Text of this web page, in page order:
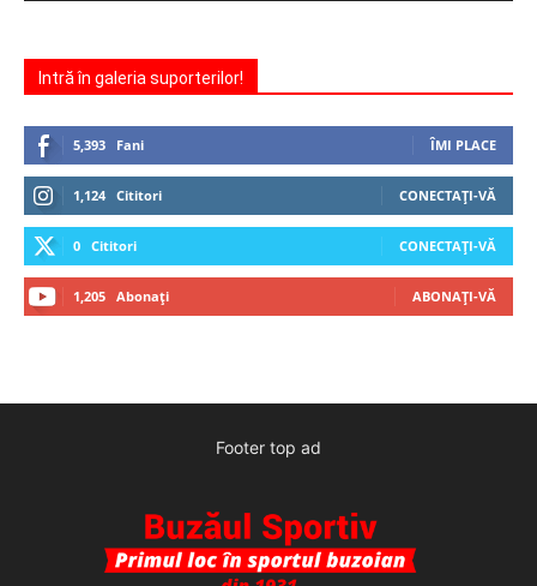
Intră în galeria suporterilor!
5,393 Fani ÎMI PLACE
1,124 Cititori CONECTAȚI-VĂ
0 Cititori CONECTAȚI-VĂ
1,205 Abonați ABONAȚI-VĂ
Footer top ad